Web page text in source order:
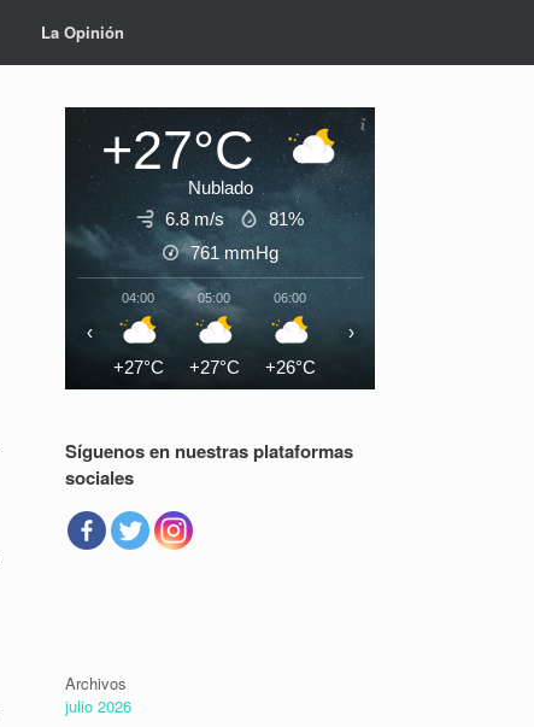
La Opinión
+27°C
Nublado
6.8 m/s
81%
761 mmHg
04:00
+27°C
05:00
+27°C
06:00
+26°C
‹ ›
Síguenos en nuestras plataformas
sociales
Archivos
julio 2026